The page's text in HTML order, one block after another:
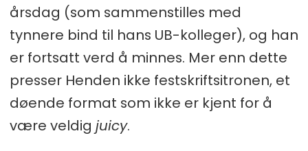
årsdag (som sammenstilles med
tynnere bind til hans UB-kolleger), og han
er fortsatt verd å minnes. Mer enn dette
presser Henden ikke festskriftsitronen, et
døende format som ikke er kjent for å
være veldig juicy.